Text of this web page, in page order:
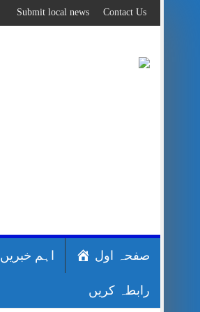
to
content
Contact Us
Submit local news
صفحہ اول اہم خبریں
رابطہ کریں